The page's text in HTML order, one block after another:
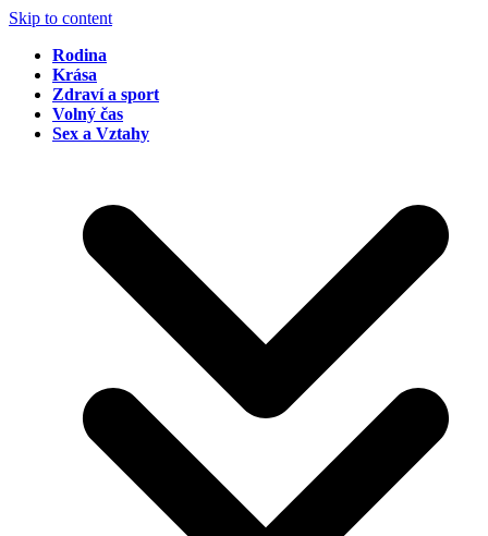
Skip to content
Rodina
Krása
Zdraví a sport
Volný čas
Sex a Vztahy